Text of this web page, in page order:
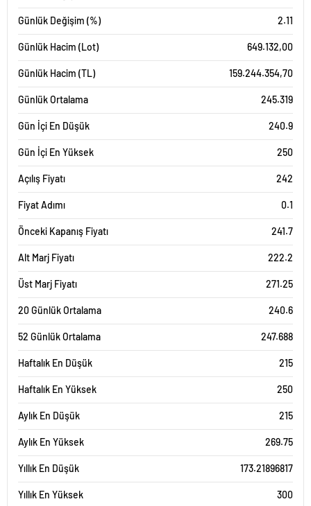
Günlük Değişim (%) 2.11
Günlük Hacim (Lot) 649.132,00
Günlük Hacim (TL) 159.244.354,70
Günlük Ortalama 245.319
Gün İçi En Düşük 240.9
Gün İçi En Yüksek 250
Açılış Fiyatı 242
Fiyat Adımı 0.1
Önceki Kapanış Fiyatı 241.7
Alt Marj Fiyatı 222.2
Üst Marj Fiyatı 271.25
20 Günlük Ortalama 240.6
52 Günlük Ortalama 247.688
Haftalık En Düşük 215
Haftalık En Yüksek 250
Aylık En Düşük 215
Aylık En Yüksek 269.75
Yıllık En Düşük 173.21896817
Yıllık En Yüksek 300